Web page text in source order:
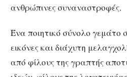
ανθρώπινες συναναστροφές.
Ένα ποιητικό σύνολο γεμάτο
εικόνες και διάχυτη
από φίλους της γραπτής